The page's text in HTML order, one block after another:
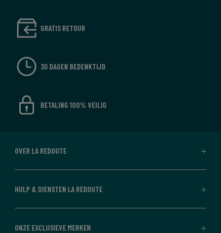
GRATIS RETOUR
30 DAGEN BEDENKTIJD
BETALING 100% VEILIG
OVER LA REDOUTE
HULP & DIENSTEN LA REDOUTE
ONZE EXCLUSIEVE MERKEN